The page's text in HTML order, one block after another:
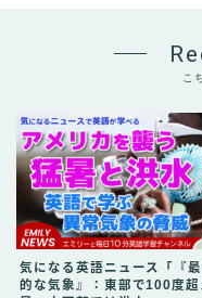
こ
気になる英語ニュース「『
的な気象』：東部で100度超